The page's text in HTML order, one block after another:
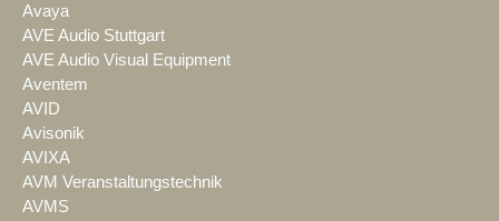
Avaya
AVE Audio Stuttgart
AVE Audio Visual Equipment
Aventem
AVID
Avisonik
AVIXA
AVM Veranstaltungstechnik
AVMS